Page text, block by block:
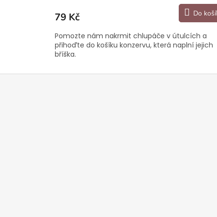
je
z
5
hvězdiček.
79 Kč Do
Pomozte nám nakrmit chlupáče v útulcích a
přihoďte do košíku konzervu, která naplní jejich
bříška.